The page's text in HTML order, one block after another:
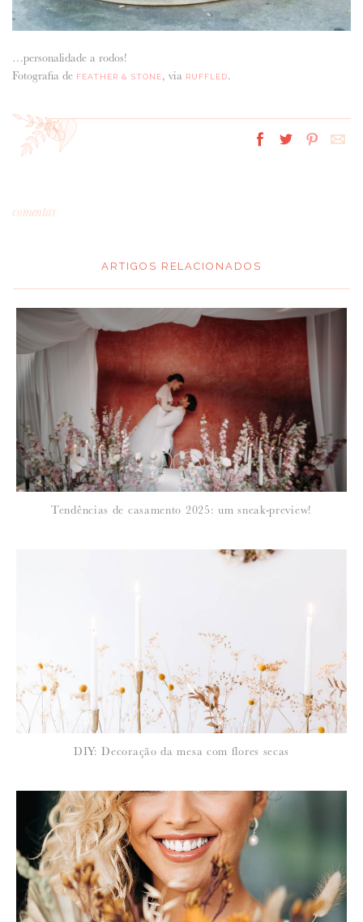
…personalidade a rodos!
Fotografia de FEATHER & STONE, via RUFFLED.
comentar
NOME :
Para saber como tratamos e protegemos os seus dados, leia a nossa
ARTIGOS RELACIONADOS
Tendências de casamento 2025: um sneak-preview!
DIY: Decoração da mesa com flores secas